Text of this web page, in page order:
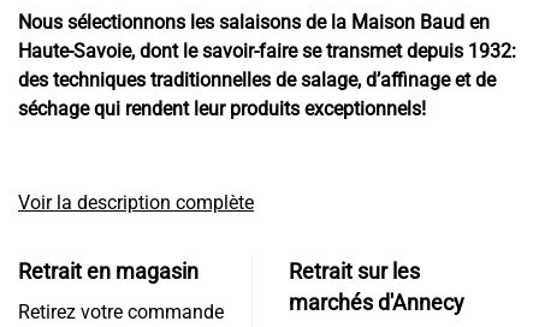
Nous sélectionnons les salaisons de la Maison Baud en
Haute-Savoie, dont le savoir-faire se transmet depuis 1932:
des techniques traditionnelles de salage, d’affinage et de
séchage qui rendent leur produits exceptionnels!
Voir la description complète
Retrait en magasin
Retirez votre commande
Retrait sur les
marchés d'Annecy